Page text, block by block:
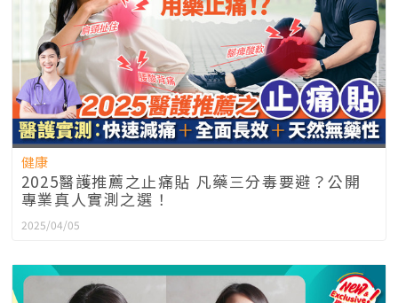
健康
2025醫護推薦之止痛貼 凡藥三分毒要避？公開
專業真人實測之選！
2025/04/05